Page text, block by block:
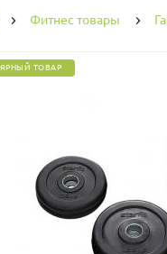
Фитнес товары
ТОВАР